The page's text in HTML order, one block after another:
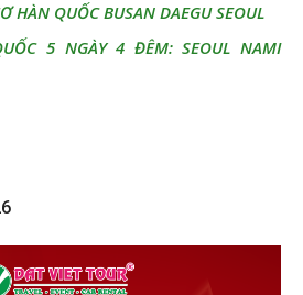
HÀN QUỐC BUSAN DAEGU SEOUL
5 NGÀY 4 ĐÊM: SEOUL NAMI